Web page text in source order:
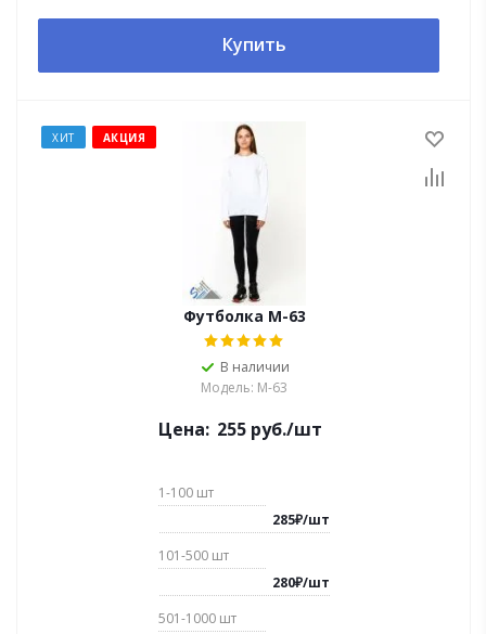
Купить
ХИТ АКЦИЯ
Футболка M-63
В наличии
Модель: M-63
Цена: 255 руб./шт
1-100 шт
285₽/шт
101-500 шт
280₽/шт
501-1000 шт